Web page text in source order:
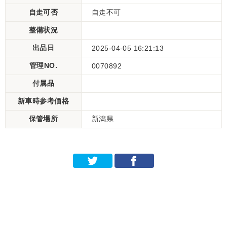
自走可否 自走不可
整備状況
出品日 2025-04-05 16:21:13
管理NO. 0070892
付属品
新車時参考価格
保管場所 新潟県